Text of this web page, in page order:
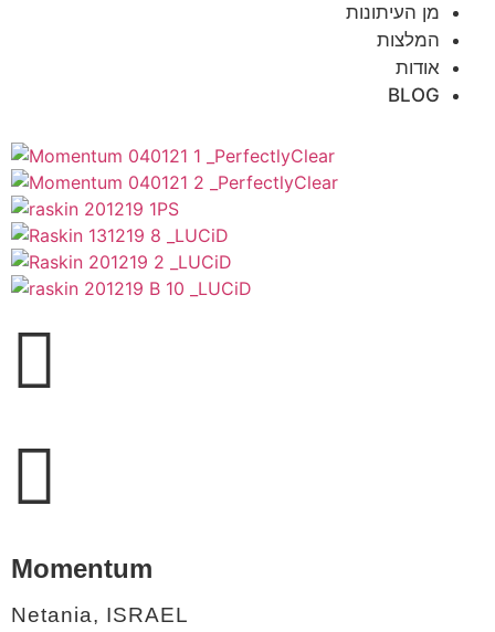
מן העיתונות
המלצות
אודות
BLOG
Momentum
Netania, ISRAEL